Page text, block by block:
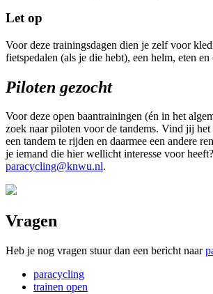
Let op
Voor deze trainingsdagen dien je zelf voor
fietspedalen (als je die hebt), een helm, eten
Piloten gezocht
Voor deze open baantrainingen (én in het
zoek naar piloten voor de tandems. Vind jij het
een tandem te rijden en daarmee een andere
je iemand die hier wellicht interesse voor
paracycling@knwu.nl.
Vragen
Heb je nog vragen stuur dan een bericht naar
paracycling
trainen open